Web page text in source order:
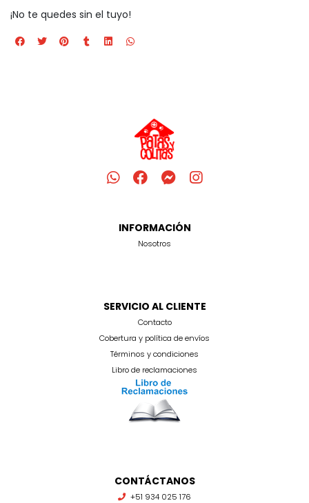
¡No te quedes sin el tuyo!
INFORMACIÓN
Nosotros
SERVICIO AL CLIENTE
Contacto
Cobertura y política de envíos
Términos y condiciones
Libro de reclamaciones
CONTÁCTANOS
+51 934 025 176